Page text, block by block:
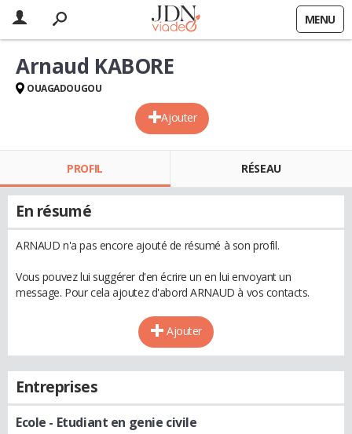
MENU
Ajouter
Arnaud KABORE
OUAGADOUGOU
PROFIL RÉSEAU
En résumé
ARNAUD n'a pas encore ajouté de résumé à son profil.
Vous pouvez lui suggérer d'en écrire un en lui envoyant un
message. Pour cela ajoutez d'abord ARNAUD à vos contacts.
Ajouter
Entreprises
Ecole - Etudiant en genie civile